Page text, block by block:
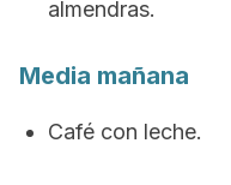
almendras.
Media mañana
Café con leche.